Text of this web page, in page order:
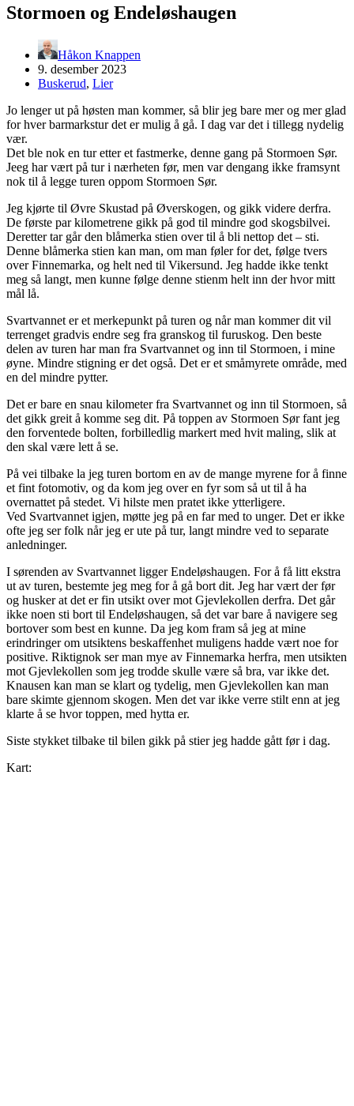
Stormoen og Endeløshaugen
Håkon Knappen
9. desember 2023
Buskerud, Lier
Jo lenger ut på høsten man kommer, så blir jeg bare mer og mer glad
for hver barmarkstur det er mulig å gå. I dag var det i tillegg nydelig
vær.
Det ble nok en tur etter et fastmerke, denne gang på Stormoen Sør.
Jeeg har vært på tur i nærheten før, men var dengang ikke framsynt
nok til å legge turen oppom Stormoen Sør.
Jeg kjørte til Øvre Skustad på Øverskogen, og gikk videre derfra.
De første par kilometrene gikk på god til mindre god skogsbilvei.
Deretter tar går den blåmerka stien over til å bli nettop det – sti.
Denne blåmerka stien kan man, om man føler for det, følge tvers
over Finnemarka, og helt ned til Vikersund. Jeg hadde ikke tenkt
meg så langt, men kunne følge denne stienm helt inn der hvor mitt
mål lå.
Svartvannet er et merkepunkt på turen og når man kommer dit vil
terrenget gradvis endre seg fra granskog til furuskog. Den beste
delen av turen har man fra Svartvannet og inn til Stormoen, i mine
øyne. Mindre stigning er det også. Det er et småmyrete område, med
en del mindre pytter.
Det er bare en snau kilometer fra Svartvannet og inn til Stormoen, så
det gikk greit å komme seg dit. På toppen av Stormoen Sør fant jeg
den forventede bolten, forbilledlig markert med hvit maling, slik at
den skal være lett å se.
På vei tilbake la jeg turen bortom en av de mange myrene for å finne
et fint fotomotiv, og da kom jeg over en fyr som så ut til å ha
overnattet på stedet. Vi hilste men pratet ikke ytterligere.
Ved Svartvannet igjen, møtte jeg på en far med to unger. Det er ikke
ofte jeg ser folk når jeg er ute på tur, langt mindre ved to separate
anledninger.
I sørenden av Svartvannet ligger Endeløshaugen. For å få litt ekstra
ut av turen, bestemte jeg meg for å gå bort dit. Jeg har vært der før
og husker at det er fin utsikt over mot Gjevlekollen derfra. Det går
ikke noen sti bort til Endeløshaugen, så det var bare å navigere seg
bortover som best en kunne. Da jeg kom fram så jeg at mine
erindringer om utsiktens beskaffenhet muligens hadde vært noe for
positive. Riktignok ser man mye av Finnemarka herfra, men utsikten
mot Gjevlekollen som jeg trodde skulle være så bra, var ikke det.
Knausen kan man se klart og tydelig, men Gjevlekollen kan man
bare skimte gjennom skogen. Men det var ikke verre stilt enn at jeg
klarte å se hvor toppen, med hytta er.
Siste stykket tilbake til bilen gikk på stier jeg hadde gått før i dag.
Kart: